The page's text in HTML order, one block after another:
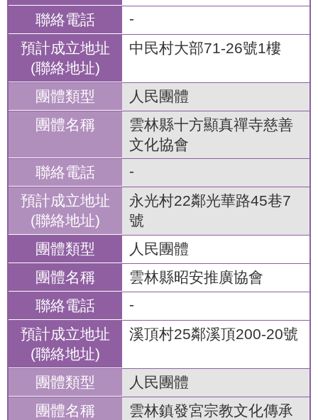
-
中民村大部71-26號1樓
人民團體
雲林縣十方顯真禪寺慈善
文化協會
-
永光村22鄰光華路45巷7
號
人民團體
雲林縣昭安推廣協會
-
溪頂村25鄰溪頂200-20號
人民團體
雲林鎮發宮宗教文化傳承